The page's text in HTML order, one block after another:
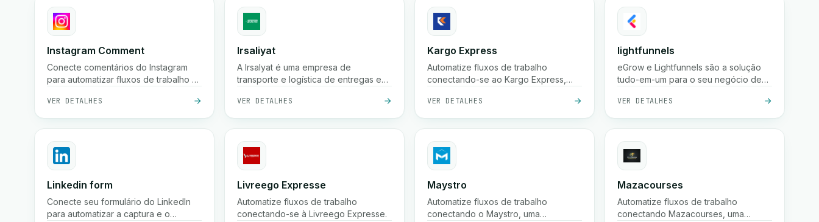
horas e rastreamento em tempo real.
Instagram Comment
Conecte comentários do Instagram
para automatizar fluxos de trabalho e
VER DETALHES
Irsaliyat
A Irsalyat é uma empresa de
transporte e logística de entregas em
serviços para comerciantes e
profissionais.
VER DETALHES
Kargo Express
Automatize fluxos de trabalho
conectando-se ao Kargo Express,
VER DETALHES
lightfunnels
eGrow e Lightfunnels são a solução
tudo-em-um para o seu negócio de
VER DETALHES
Linkedin form
Conecte seu formulário do LinkedIn
para automatizar a captura e o
Livreego Expresse
Automatize fluxos de trabalho
conectando-se à Livreego Expresse.
Maystro
Automatize fluxos de trabalho
conectando o Maystro, uma
Mazacourses
Automatize fluxos de trabalho
conectando Mazacourses, uma